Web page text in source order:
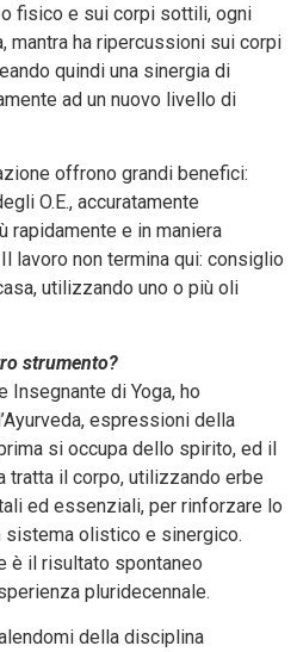
fisico e sui corpi sottili, ogni
mantra ha ripercussioni sui corpi
quindi una sinergia di
ad un nuovo livello di
offrono grandi benefici:
O.E., accuratamente
rapidamente e in maniera
lavoro non termina qui: consiglio
utilizzando uno o più oli
strumento?
Insegnante di Yoga, ho
espressioni della
si occupa dello spirito, ed il
tratta il corpo, utilizzando erbe
ed essenziali, per rinforzare lo
sistema olistico e sinergico.
è il risultato spontaneo
pluridecennale.
della disciplina